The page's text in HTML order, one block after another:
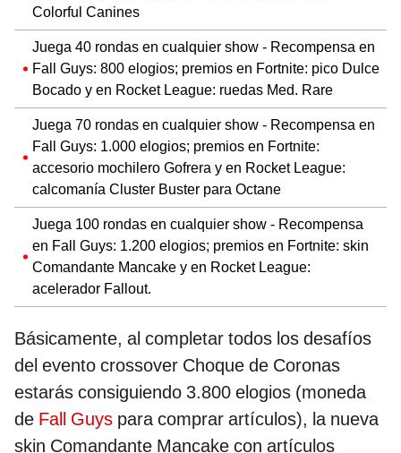
Colorful Canines
Juega 40 rondas en cualquier show - Recompensa en
Fall Guys: 800 elogios; premios en Fortnite: pico Dulce
Bocado y en Rocket League: ruedas Med. Rare
Juega 70 rondas en cualquier show - Recompensa en
Fall Guys: 1.000 elogios; premios en Fortnite:
accesorio mochilero Gofrera y en Rocket League:
calcomanía Cluster Buster para Octane
Juega 100 rondas en cualquier show - Recompensa
en Fall Guys: 1.200 elogios; premios en Fortnite: skin
Comandante Mancake y en Rocket League:
acelerador Fallout.
Básicamente, al completar todos los desafíos
del evento crossover Choque de Coronas
estarás consiguiendo 3.800 elogios (moneda
de Fall Guys para comprar artículos), la nueva
skin Comandante Mancake con artículos